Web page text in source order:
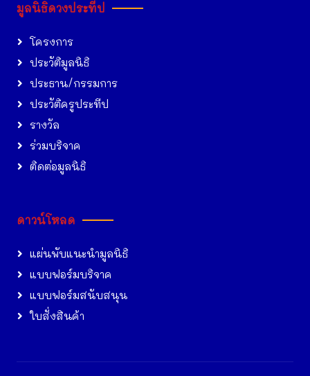
มูลนิธิดวงประทีป
โครงการ
ประวัติมูลนิธิ
ประธาน/กรรมการ
ประวัติครูประทีป
รางวัล
ร่วมบริจาค
ติดต่อมูลนิธิ
ดาวน์โหลด
แผ่นพับแนะนำมูลนิธิ
แบบฟอร์มบริจาค
แบบฟอร์มสนับสนุน
ใบสั่งสินค้า